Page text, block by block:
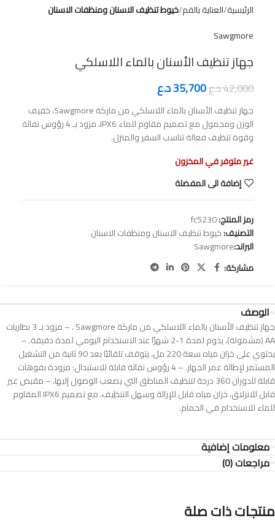
الرئيسية العناية بالفم خيوط تنظيف الاسنان ومنظفات الاسنان
Sawgmore
جهاز تنظيف الأسنان بالماء اللاسلكي
42,000د.ع35,700د.ع
جهاز تنظيف الأسنان بالماء اللاسلكي من ماركة Sawgmore، خفيف
الوزن ومحمول مع تصميم مقاوم للماء IPX6، مزود بـ 4 رؤوس نفاثة
وقوة تنظيف فعالة تناسب السفر والمنزل.
غير متوفر في المخزون
إضافة الى المفضلة
رمز المنتج:fc5230
التصنيف:خيوط تنظيف الاسنان ومنظفات الاسنان
البراند:Sawgmore
مشاركة:
الوصف
جهاز تنظيف الأسنان بالماء اللاسلكي من ماركة Sawgmore ، – مزود بـ 3 بطاريات
AA (مشمولة)، يدوم لمدة 1-2 شهرًا عند الاستخدام اليومي لمدة دقيقة. –
يحتوي على خزان مياه سعة 220 مل، يتوقف تلقائيًا بعد 90 ثانية من التشغيل
المستمر لإطالة عمر الجهاز. – 4 رؤوس نفاثة قابلة للاستبدال: مزودة بفوهات
قابلة للدوران 360 درجة لتنظيف المناطق التي يصعب الوصول إليها. – مقبض غير
قابل للانزلاق، خزان مياه قابل للإزالة وسهل التنظيف، مع تصميم IPX6 المقاوم
للماء للاستخدام في الحمام.
معلومات إضافية
مراجعات (0)
منتجات ذات صلة